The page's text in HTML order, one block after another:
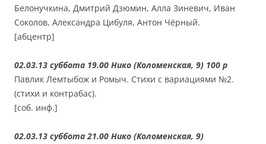
Белонучкина, Дмитрий Дзюмин, Алла Зиневич, Иван
Соколов, Александра Цибуля, Антон Чёрный.
[абцентр]
02.03.13 суббота 19.00 Нико (Коломенская, 9) 100 р
Павлик Лемтыбож и Ромыч. Стихи с вариациями №2.
(стихи и контрабас).
[соб. инф.]
02.03.13 суббота 21.00 Нико (Коломенская, 9)